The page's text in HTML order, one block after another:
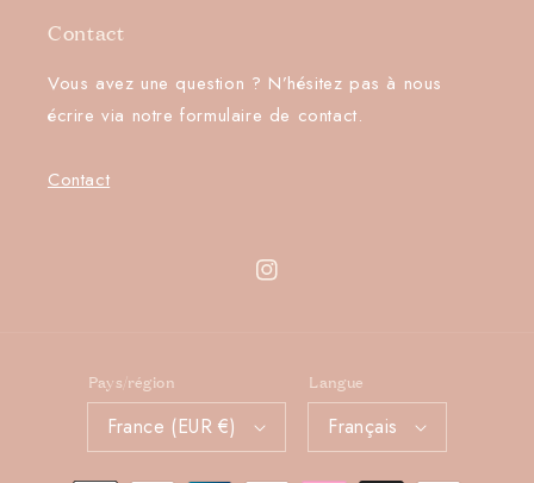
Contact
Vous avez une question ? N’hésitez pas à nous
écrire via notre formulaire de contact.
Contact
Instagram
Pays/région
France (EUR €)
Langue
Français